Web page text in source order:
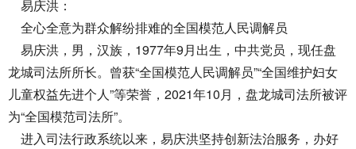
易庆洪：
全心全意为群众解纷排难的全国模范人民调解员
易庆洪，男，汉族，1977年9月出生，中共党员，现任盘
龙城司法所所长。曾获“全国模范人民调解员”“全国维护妇女
儿童权益先进个人”等荣誉，2021年10月，盘龙城司法所被评
为“全国模范司法所”。
进入司法行政系统以来，易庆洪坚持创新法治服务，办好